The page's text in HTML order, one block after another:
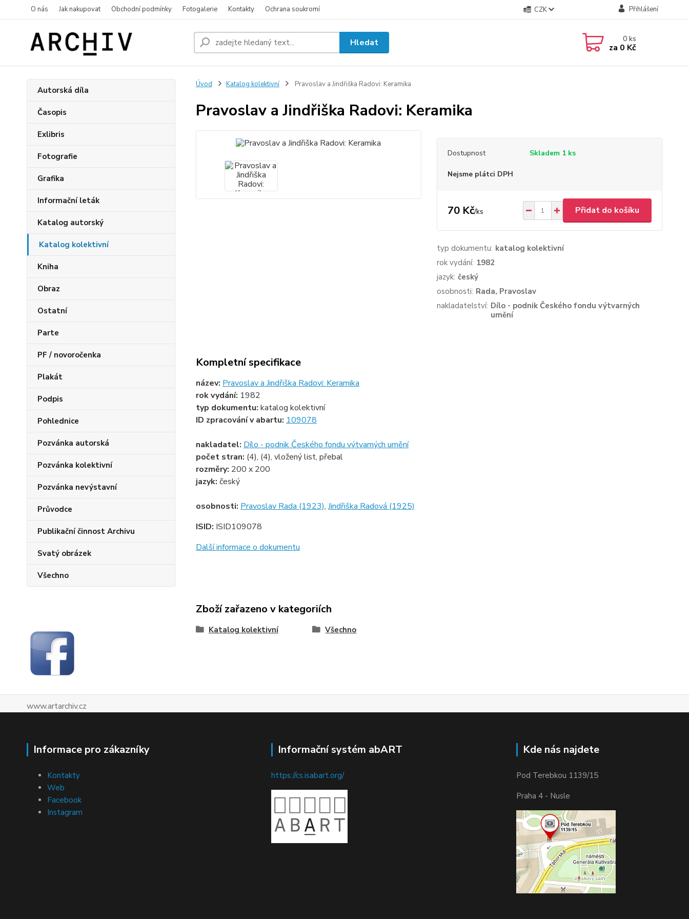
O nás Jak nakupovat Obchodní podmínky Fotogalerie Kontakty Ochrana soukromí CZK Přihlášení
Hledat 0ks
za 0 Kč
Autorská díla
Časopis
Exlibris
Fotografie
Grafika
Informační leták
Katalog autorský
Katalog kolektivní
Kniha
Obraz
Ostatní
Parte
PF / novoročenka
Plakát
Podpis
Pohlednice
Pozvánka autorská
Pozvánka kolektivní
Pozvánka nevýstavní
Průvodce
Publikační činnost Archivu
Svatý obrázek
Všechno
Úvod Katalog kolektivní Pravoslav a Jindřiška Radovi: Keramika
Pravoslav a Jindřiška Radovi: Keramika
Dostupnost Skladem 1 ks
Nejsme plátci DPH
70 Kč/ks Přidat do košíku
typ dokumentu: katalog kolektivní
rok vydání: 1982
jazyk: český
osobnosti: Rada, Pravoslav
nakladatelství: Dílo - podnik Českého fondu výtvarných
umění
Kompletní specifikace
název: Pravoslav a Jindřiška Radovi: Keramika
rok vydání: 1982
typ dokumentu: katalog kolektivní
ID zpracování v abartu: 109078
nakladatel: Dílo - podnik Českého fondu výtvarných umění
počet stran: (4), (4), vložený list, přebal
rozměry: 200 x 200
jazyk: český
osobnosti: Pravoslav Rada (1923), Jindřiška Radová (1925)
ISID: ISID109078
Další informace o dokumentu
Zboží zařazeno v kategoriích
Katalog kolektivní Všechno
www.artarchiv.cz
Informace pro zákazníky
Kontakty
Web
Facebook
Instagram
Informační systém abART
https://cs.isabart.org/
Kde nás najdete
Pod Terebkou 1139/15
Praha 4 - Nusle